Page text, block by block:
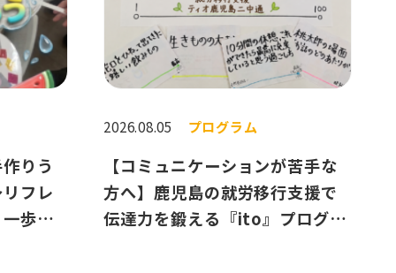
りう
フレ
歩進
2026.08.05 プログラム
【コミュニケーションが苦手な
方へ】鹿児島の就労移行支援で
伝達力を鍛える『ito』プログラ